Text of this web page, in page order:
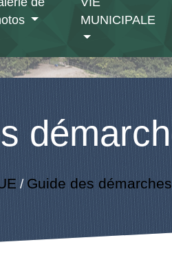
MUNICIPALE
/ Guide des démarches